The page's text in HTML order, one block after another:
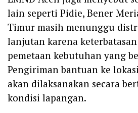
lain seperti Pidie, Bener
Timur masih menunggu
lanjutan karena keterbatasan
pemetaan kebutuhan yang
Pengiriman bantuan ke
akan dilaksanakan secara
kondisi lapangan.